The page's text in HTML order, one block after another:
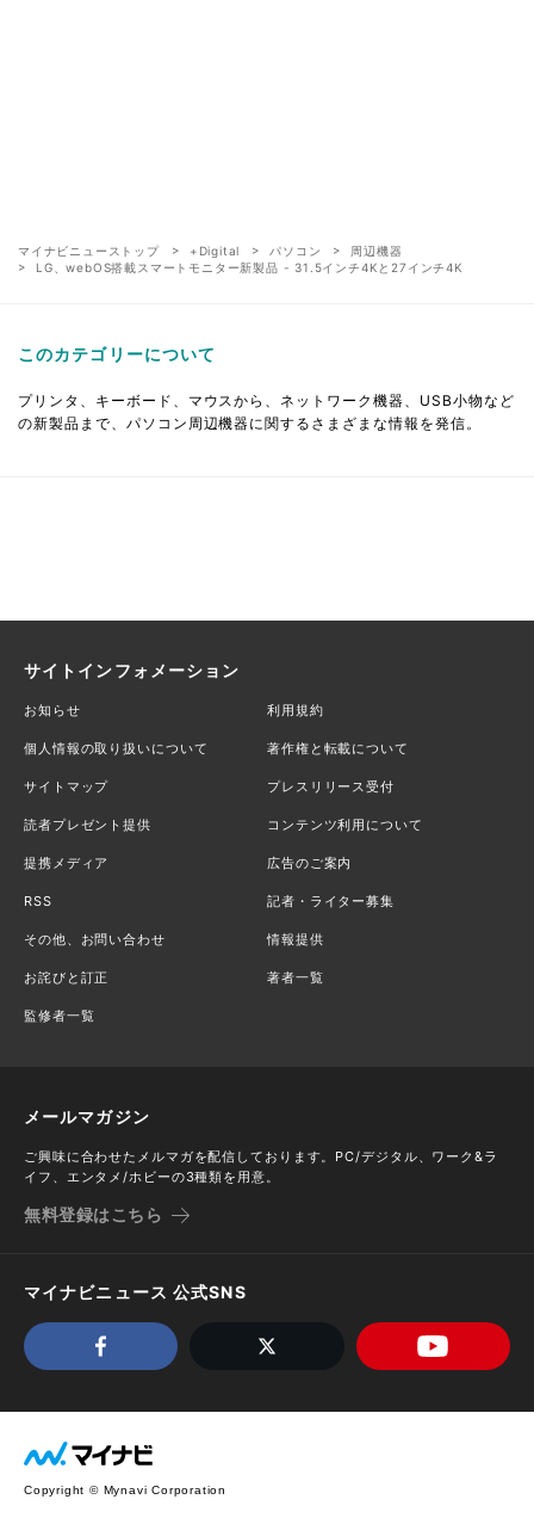
マイナビニューストップ +Digital パソコン
周辺機器
LG、webOS搭載スマートモニター新製品 - 31.5インチ4Kと27インチ4K
このカテゴリーについて
プリンタ、キーボード、マウスから、ネットワーク機器、USB小物など
の新製品まで、パソコン周辺機器に関するさまざまな情報を発信。
サイトインフォメーション
お知らせ 利用規約
個人情報の取り扱いについて 著作権と転載について
サイトマップ プレスリリース受付
読者プレゼント提供 コンテンツ利用について
提携メディア 広告のご案内
RSS 記者・ライター募集
その他、お問い合わせ 情報提供
お詫びと訂正 著者一覧
監修者一覧
メールマガジン
ご興味に合わせたメルマガを配信しております。PC/デジタル、ワーク&ラ
イフ、エンタメ/ホビーの3種類を用意。
無料登録はこちら
マイナビニュース 公式SNS
Copyright © Mynavi Corporation